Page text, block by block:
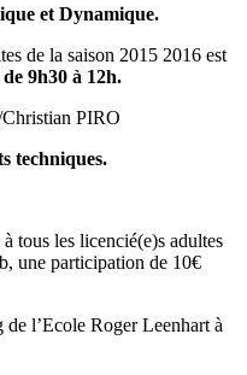
et Dynamique.
de la saison 2015 2016 est
de 9h30 à 12h.
PIRO
techniques.
tous les licencié(e)s adultes
une participation de 10€
l’Ecole Roger Leenhart à